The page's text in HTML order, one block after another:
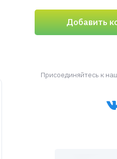
Добавить
Присоединяйтесь к